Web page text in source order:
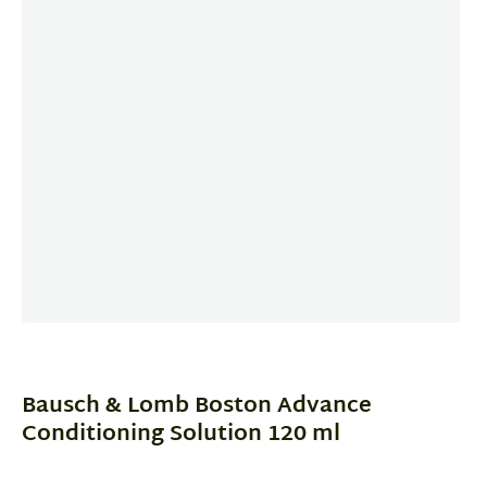
1
Bausch & Lomb Boston Advance
Conditioning Solution 120 ml